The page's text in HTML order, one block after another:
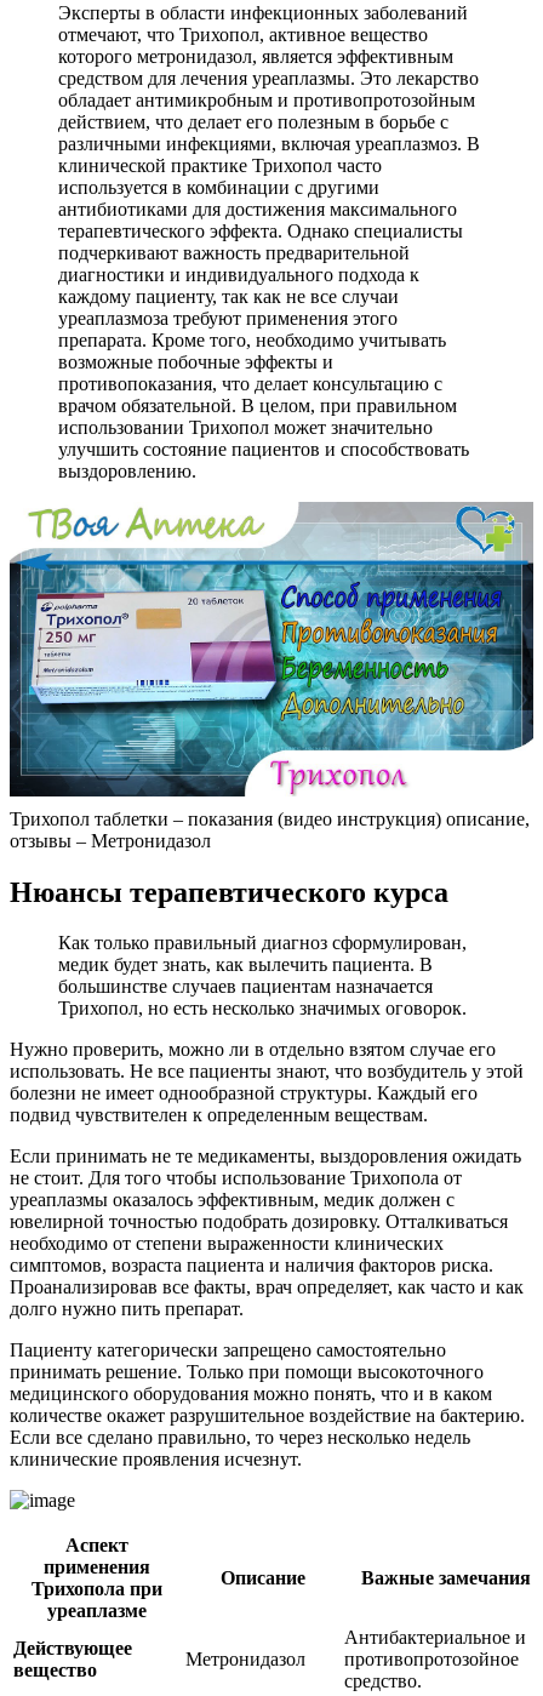
Эксперты в области инфекционных заболеваний
отмечают, что Трихопол, активное вещество
которого метронидазол, является эффективным
средством для лечения уреаплазмы. Это лекарство
обладает антимикробным и противопротозойным
действием, что делает его полезным в борьбе с
различными инфекциями, включая уреаплазмоз. В
клинической практике Трихопол часто
используется в комбинации с другими
антибиотиками для достижения максимального
терапевтического эффекта. Однако специалисты
подчеркивают важность предварительной
диагностики и индивидуального подхода к
каждому пациенту, так как не все случаи
уреаплазмоза требуют применения этого
препарата. Кроме того, необходимо учитывать
возможные побочные эффекты и
противопоказания, что делает консультацию с
врачом обязательной. В целом, при правильном
использовании Трихопол может значительно
улучшить состояние пациентов и способствовать
выздоровлению.
Трихопол таблетки – показания (видео инструкция) описание,
отзывы – Метронидазол
Нюансы терапевтического курса
Как только правильный диагноз сформулирован,
медик будет знать, как вылечить пациента. В
большинстве случаев пациентам назначается
Трихопол, но есть несколько значимых оговорок.
Нужно проверить, можно ли в отдельно взятом случае его
использовать. Не все пациенты знают, что возбудитель у этой
болезни не имеет однообразной структуры. Каждый его
подвид чувствителен к определенным веществам.
Если принимать не те медикаменты, выздоровления ожидать
не стоит. Для того чтобы использование Трихопола от
уреаплазмы оказалось эффективным, медик должен с
ювелирной точностью подобрать дозировку. Отталкиваться
необходимо от степени выраженности клинических
симптомов, возраста пациента и наличия факторов риска.
Проанализировав все факты, врач определяет, как часто и как
долго нужно пить препарат.
Пациенту категорически запрещено самостоятельно
принимать решение. Только при помощи высокоточного
медицинского оборудования можно понять, что и в каком
количестве окажет разрушительное воздействие на бактерию.
Если все сделано правильно, то через несколько недель
клинические проявления исчезнут.
Аспект
применения
Трихопола при
уреаплазме
Описание Важные замечания
Действующее
вещество
Метронидазол
Антибактериальное и
противопротозойное
средство.